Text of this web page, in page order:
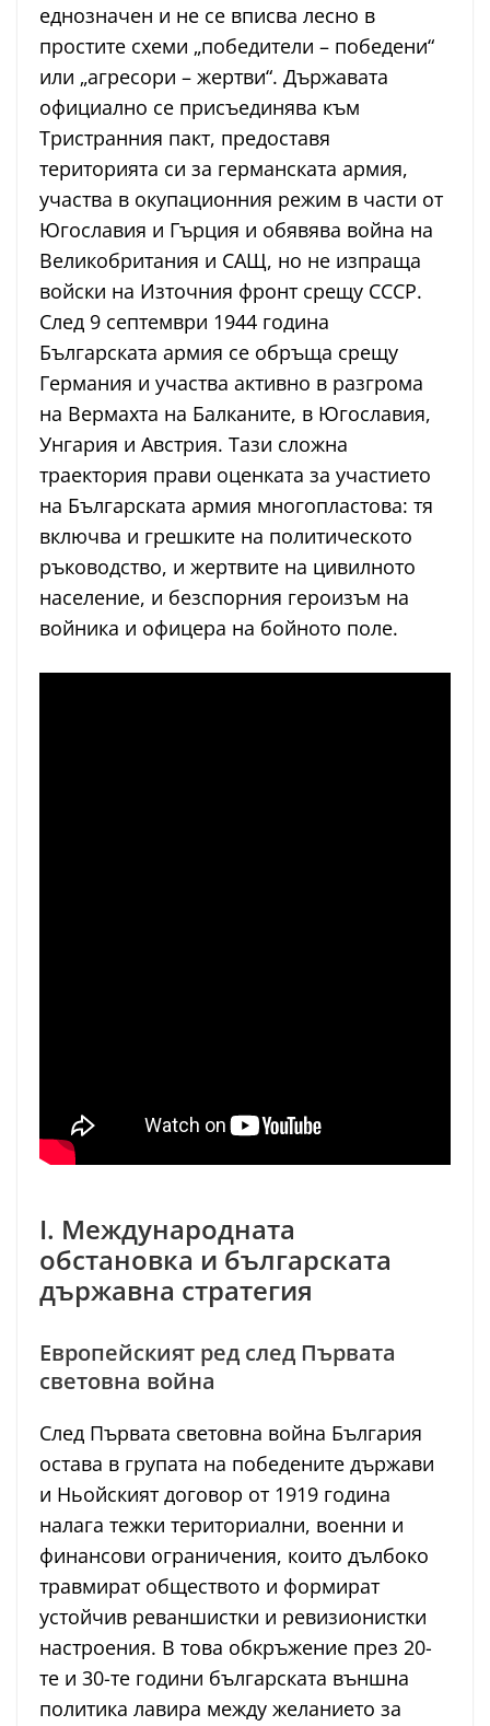
еднозначен и не се вписва лесно в
простите схеми „победители – победени“
или „агресори – жертви“. Държавата
официално се присъединява към
Тристранния пакт, предоставя
територията си за германската армия,
участва в окупационния режим в части от
Югославия и Гърция и обявява война на
Великобритания и САЩ, но не изпраща
войски на Източния фронт срещу СССР.
След 9 септември 1944 година
Българската армия се обръща срещу
Германия и участва активно в разгрома
на Вермахта на Балканите, в Югославия,
Унгария и Австрия. Тази сложна
траектория прави оценката за участието
на Българската армия многопластова: тя
включва и грешките на политическото
ръководство, и жертвите на цивилното
население, и безспорния героизъм на
войника и офицера на бойното поле.
I. Международната
обстановка и българската
държавна стратегия
Европейският ред след Първата
световна война
След Първата световна война България
остава в групата на победените държави
и Ньойският договор от 1919 година
налага тежки териториални, военни и
финансови ограничения, които дълбоко
травмират обществото и формират
устойчив реваншистки и ревизионистки
настроения. В това обкръжение през 20-
те и 30-те години българската външна
политика лавира между желанието за